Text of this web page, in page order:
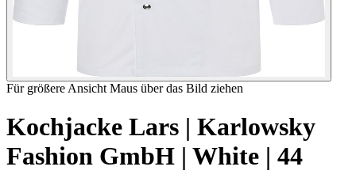
Für größere Ansicht Maus über das Bild ziehen
Kochjacke Lars | Karlowsky
Fashion GmbH | White | 44